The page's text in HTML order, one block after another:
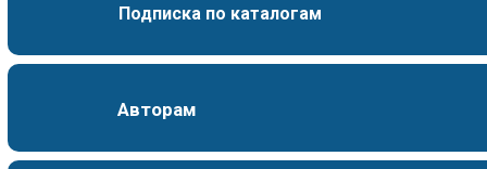
Подписка по каталогам
Авторам